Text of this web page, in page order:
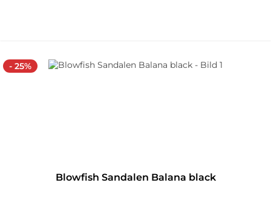
- 25%
Blowfish Sandalen Balana black